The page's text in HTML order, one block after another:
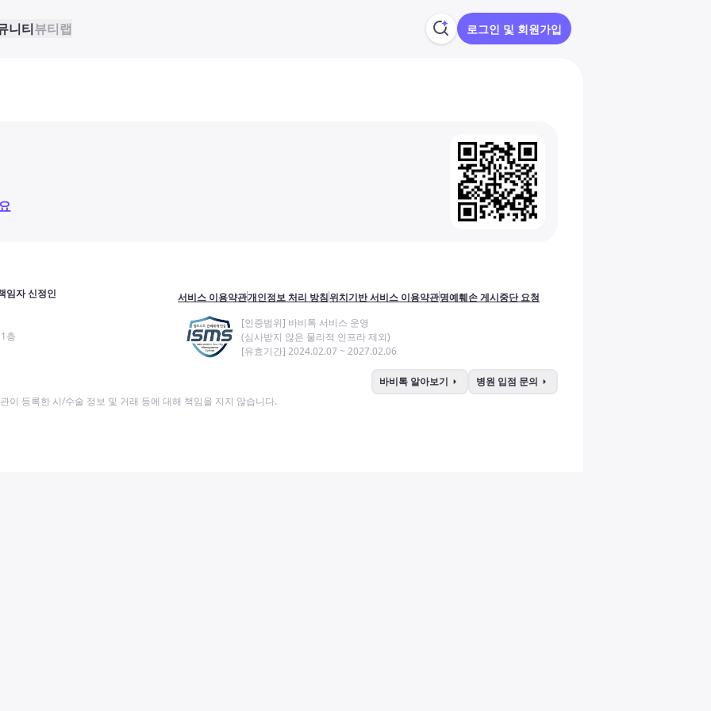
니티뷰티랩 로그인 및 회원가입
임자 신정인
층
서비스 이용약관개인정보 처리 방침위치기반 서비스 이용약관명예훼손 게시중단 요청
[인증범위] 바비톡 서비스 운영
(심사받지 않은 물리적 인프라 제외)
[유효기간] 2024.02.07 ~ 2027.02.06
바비톡 알아보기 arrow_right 병원 입점 문의 arrow_right
이 등록한 시/수술 정보 및 거래 등에 대해 책임을 지지 않습니다.